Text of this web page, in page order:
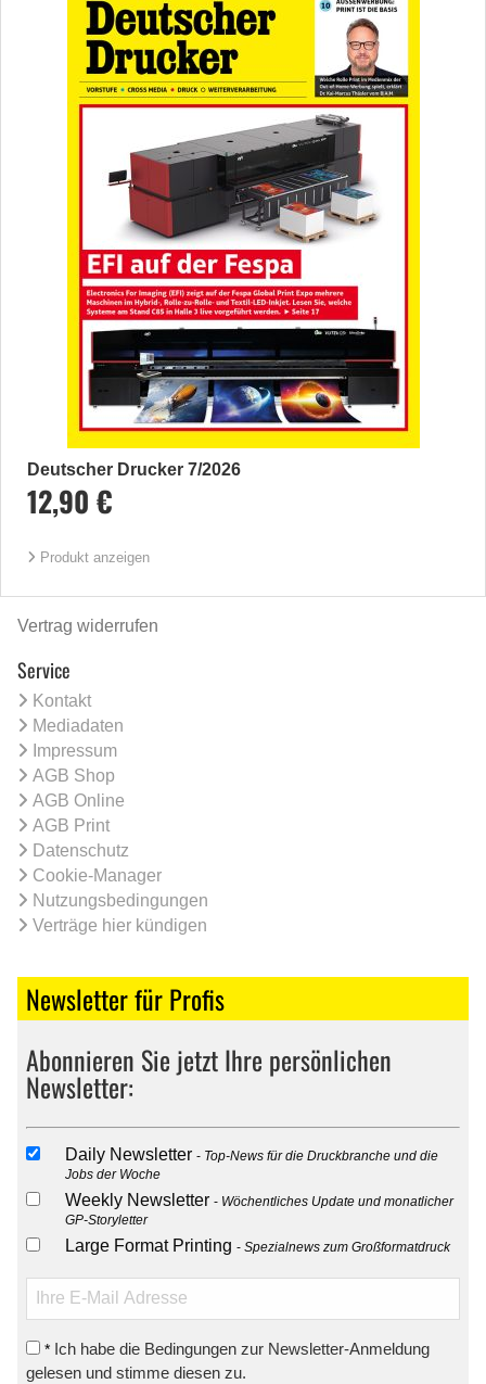
Deutscher Drucker 7/2026
12,90 €
Produkt anzeigen
Vertrag widerrufen
Service
Kontakt
Mediadaten
Impressum
AGB Shop
AGB Online
AGB Print
Datenschutz
Cookie-Manager
Nutzungsbedingungen
Verträge hier kündigen
Newsletter für Profis
Abonnieren Sie jetzt Ihre persönlichen
Newsletter:
Daily Newsletter
Top-News für die Druckbranche und die
Jobs der Woche
Weekly Newsletter
Wöchentliches Update und monatlicher
GP-Storyletter
Large Format Printing Spezialnews zum Großformatdruck
* Ich habe die Bedingungen zur Newsletter-Anmeldung
gelesen und stimme diesen zu.